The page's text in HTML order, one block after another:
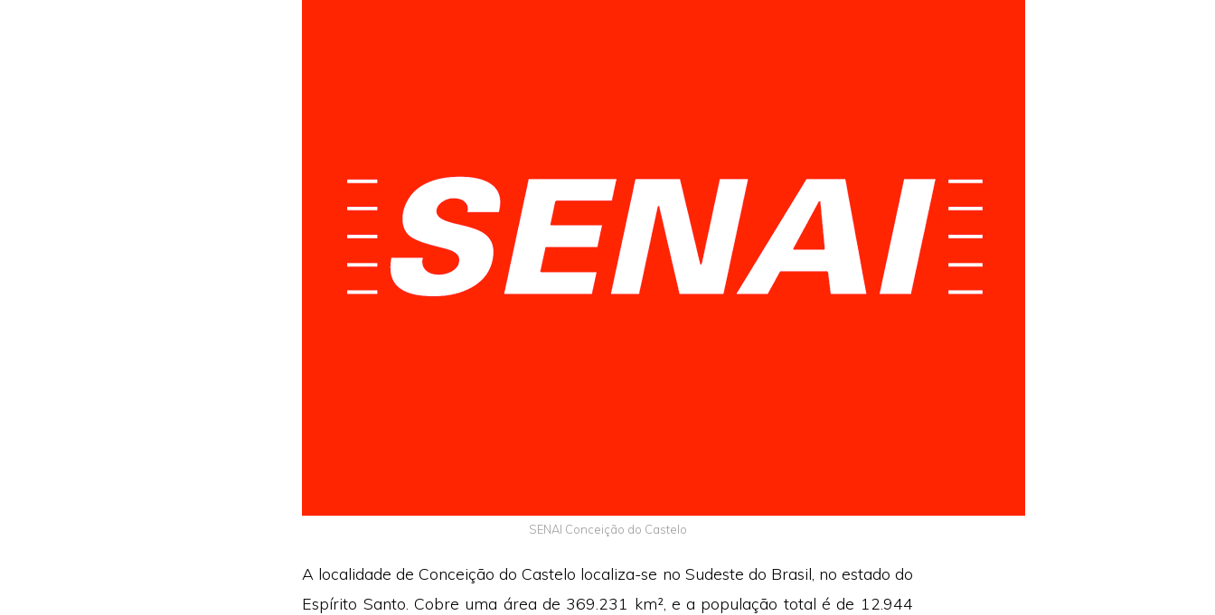
SENAI Conceição do Castelo
A localidade de Conceição do Castelo localiza-se no Sudeste do Brasil, no estado do
Espírito Santo. Cobre uma área de 369.231 km², e a população total é de 12.944